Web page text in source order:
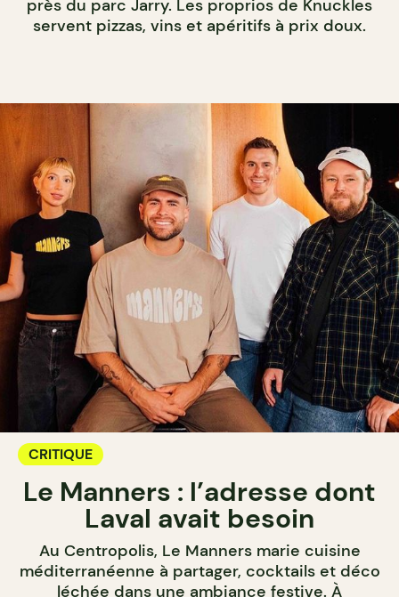
près du parc Jarry. Les proprios de Knuckles
servent pizzas, vins et apéritifs à prix doux.
CRITIQUE
Le Manners : l’adresse dont
Laval avait besoin
Au Centropolis, Le Manners marie cuisine
méditerranéenne à partager, cocktails et déco
léchée dans une ambiance festive. À